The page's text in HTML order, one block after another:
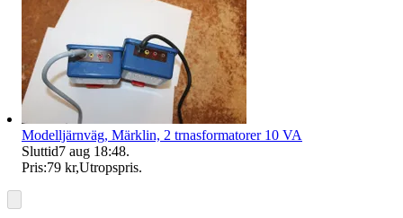
Modelljärnväg, Märklin, 2 trnasformatorer 10 VA
Sluttid7 aug 18:48.
Pris:79 kr,Utropspris.